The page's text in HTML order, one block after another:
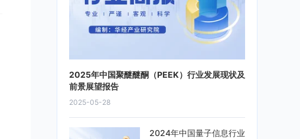
2025年中国聚醚醚酮（PEEK）行业发展现状及
前景展望报告
2025-05-28
2024年中国量子信息行业